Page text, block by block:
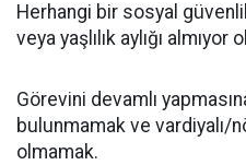
Herhangi bir sosyal
veya yaşlılık aylığı almıyor
Görevini devamlı
bulunmamak ve vardiyalı/
olmamak.